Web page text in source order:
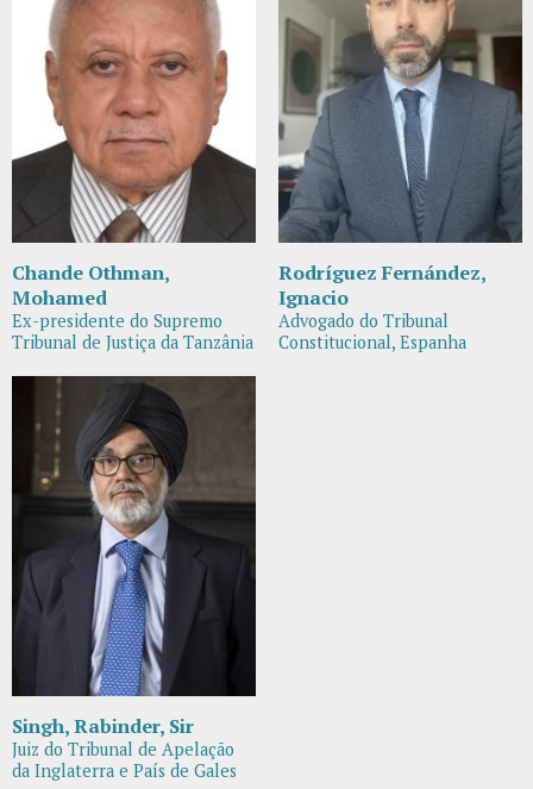
Chande Othman,
Mohamed
Ex-presidente do Supremo
Tribunal de Justiça da Tanzânia
Rodríguez Fernández,
Ignacio
Advogado do Tribunal
Constitucional, Espanha
Singh, Rabinder, Sir
Juiz do Tribunal de Apelação
da Inglaterra e País de Gales